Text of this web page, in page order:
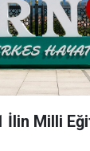
İlin Milli